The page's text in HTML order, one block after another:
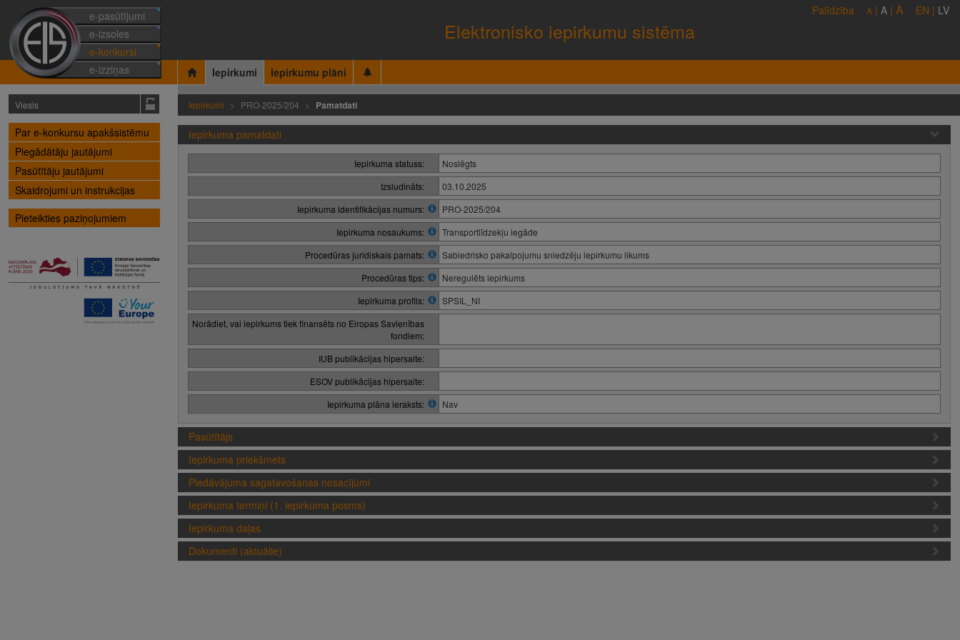
e-pasūtījumi
e-izsoles
e-konkursi
e-izziņas
Elektronisko iepirkumu sistēma
Palīdzība A | A | A EN | LV
Iepirkumi Iepirkumu plāni
Viesis
Par e-konkursu apakšsistēmu
Piegādātāju jautājumi
Pasūtītāju jautājumi
Skaidrojumi un instrukcijas
Pieteikties paziņojumiem
Iepirkumi PRO-2025/204 Pamatdati
Iepirkuma pamatdati
Iepirkuma statuss:
Noslēgts
Izsludināts:
03.10.2025
Iepirkuma identifikācijas numurs:
PRO-2025/204
Iepirkuma nosaukums:
Transportlīdzekļu iegāde
Procedūras juridiskais pamats:
Sabiedrisko pakalpojumu sniedzēju iepirkumu likums
Procedūras tips:
Neregulēts iepirkums
Iepirkuma profils:
SPSIL_NI
Norādiet, vai iepirkums tiek finansēts no Eiropas Savienības
fondiem:
IUB publikācijas hipersaite:
ESOV publikācijas hipersaite:
Iepirkuma plāna ieraksts:
Nav
Pasūtītājs
Iepirkuma priekšmets
Piedāvājuma sagatavošanas nosacījumi
Iepirkuma termiņi (1. iepirkuma posms)
Iepirkuma daļas
Dokumenti (aktuālie)